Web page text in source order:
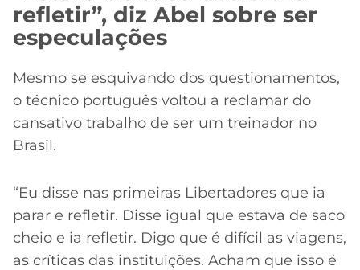
refletir”, diz Abel sobre ser
especulações
Mesmo se esquivando dos questionamentos,
o técnico português voltou a reclamar do
cansativo trabalho de ser um treinador no
Brasil.
“Eu disse nas primeiras Libertadores que ia
parar e refletir. Disse igual que estava de saco
cheio e ia refletir. Digo que é difícil as viagens,
as críticas das instituições. Acham que isso é